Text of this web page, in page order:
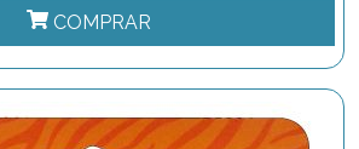
COMPRAR